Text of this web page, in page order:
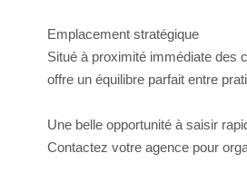
Emplacement stratégique
Situé à proximité immédiate des
offre un équilibre parfait entre
Une belle opportunité à saisir
Contactez votre agence pour